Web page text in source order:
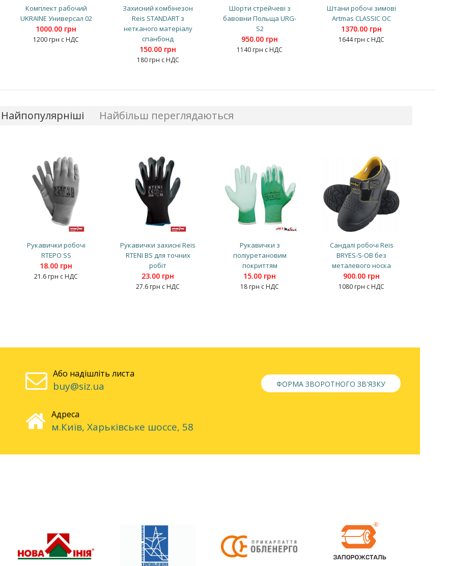
Комплект рабочий
UKRAINE Универсал 02
1000.00 грн
1200 грн с НДС
Захисний комбінезон
Reis STANDART з
нетканого матеріалу
спанбонд
150.00 грн
180 грн с НДС
Шорти стрейчеві з
бавовни Польща URG-
S2
950.00 грн
1140 грн с НДС
Штани робочі зимові
Artmas CLASSIC OC
1370.00 грн
1644 грн с НДС
Найпопулярніші Найбільш переглядаються
Рукавички робочі
RTEPO SS
18.00 грн
21.6 грн с НДС
Рукавички захисні Reis
RTENI BS для точних
робіт
23.00 грн
27.6 грн с НДС
Рукавички з
поліуретановим
покриттям
15.00 грн
18 грн с НДС
Сандалі робочі Reis
BRYES-S-OB без
металевого носка
900.00 грн
1080 грн с НДС
Або надішліть листа
buy@siz.ua
Адреса
м.Київ, Харьківське шоссе, 58
ФОРМА ЗВОРОТНОГО ЗВ'ЯЗКУ